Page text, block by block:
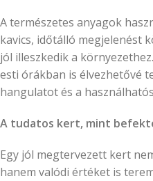
A természetes anyagok
kavics, időtálló megjelenést
jól illeszkedik a
esti órákban is élvezhetővé
hangulatot és a
A tudatos kert, mint
Egy jól megtervezett kert
hanem valódi értéket is